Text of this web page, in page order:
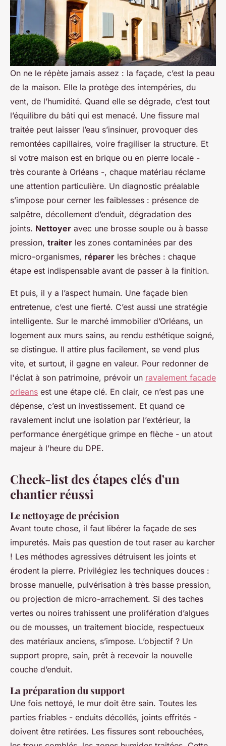
On ne le répète jamais assez : la façade, c’est la peau
de la maison. Elle la protège des intempéries, du
vent, de l’humidité. Quand elle se dégrade, c’est tout
l’équilibre du bâti qui est menacé. Une fissure mal
traitée peut laisser l’eau s’insinuer, provoquer des
remontées capillaires, voire fragiliser la structure. Et
si votre maison est en brique ou en pierre locale -
très courante à Orléans -, chaque matériau réclame
une attention particulière. Un diagnostic préalable
s’impose pour cerner les faiblesses : présence de
salpêtre, décollement d’enduit, dégradation des
joints. Nettoyer avec une brosse souple ou à basse
pression, traiter les zones contaminées par des
micro-organismes, réparer les brèches : chaque
étape est indispensable avant de passer à la finition.
Et puis, il y a l’aspect humain. Une façade bien
entretenue, c’est une fierté. C’est aussi une stratégie
intelligente. Sur le marché immobilier d’Orléans, un
logement aux murs sains, au rendu esthétique soigné,
se distingue. Il attire plus facilement, se vend plus
vite, et surtout, il gagne en valeur. Pour redonner de
l'éclat à son patrimoine, prévoir un ravalement facade
orleans est une étape clé. En clair, ce n’est pas une
dépense, c’est un investissement. Et quand ce
ravalement inclut une isolation par l’extérieur, la
performance énergétique grimpe en flèche - un atout
majeur à l’heure du DPE.
Check-list des étapes clés d'un
chantier réussi
Le nettoyage de précision
Avant toute chose, il faut libérer la façade de ses
impuretés. Mais pas question de tout raser au karcher
! Les méthodes agressives détruisent les joints et
érodent la pierre. Privilégiez les techniques douces :
brosse manuelle, pulvérisation à très basse pression,
ou projection de micro-arrachement. Si des taches
vertes ou noires trahissent une prolifération d’algues
ou de mousses, un traitement biocide, respectueux
des matériaux anciens, s’impose. L’objectif ? Un
support propre, sain, prêt à recevoir la nouvelle
couche d’enduit.
La préparation du support
Une fois nettoyé, le mur doit être sain. Toutes les
parties friables - enduits décollés, joints effrités -
doivent être retirées. Les fissures sont rebouchées,